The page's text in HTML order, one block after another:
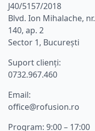
J40/5157/2018
Blvd. Ion Mihalache, nr.
140, ap. 2
Sector 1, București
Suport clienţi:
0732.967.460
Email:
office@rofusion.ro
Program: 9:00 – 17:00